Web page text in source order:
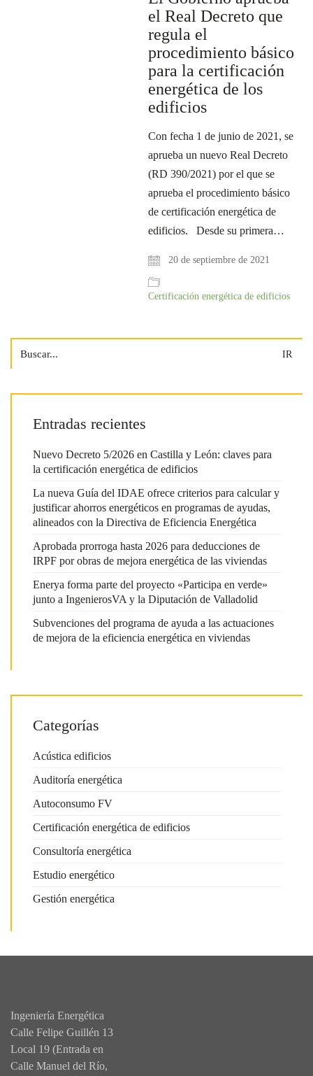
el Real Decreto que
regula el
procedimiento básico
para la certificación
energética de los
edificios
Con fecha 1 de junio de 2021, se
aprueba un nuevo Real Decreto
(RD 390/2021) por el que se
aprueba el procedimiento básico
de certificación energética de
edificios. Desde su primera…
20 de septiembre de 2021
Certificación energética de edificios
for:
Entradas recientes
Nuevo Decreto 5/2026 en Castilla y León: claves para
la certificación energética de edificios
La nueva Guía del IDAE ofrece criterios para calcular y
justificar ahorros energéticos en programas de ayudas,
alineados con la Directiva de Eficiencia Energética
Aprobada prorroga hasta 2026 para deducciones de
IRPF por obras de mejora energética de las viviendas
Enerya forma parte del proyecto «Participa en verde»
junto a IngenierosVA y la Diputación de Valladolid
Subvenciones del programa de ayuda a las actuaciones
de mejora de la eficiencia energética en viviendas
Categorías
Acústica edificios
Auditoría energética
Autoconsumo FV
Certificación energética de edificios
Consultoría energética
Estudio energético
Gestión energética
Ingeniería Energética
Calle Felipe Guillén 13
Local 19 (Entrada en
Calle Manuel del Río,